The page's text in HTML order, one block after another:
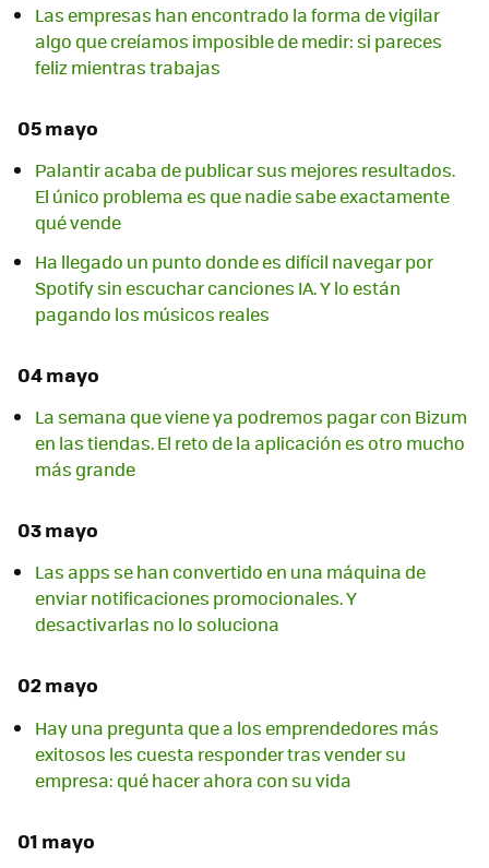
Las empresas han encontrado la forma de vigilar
algo que creíamos imposible de medir: si pareces
feliz mientras trabajas
05 mayo
Palantir acaba de publicar sus mejores resultados.
El único problema es que nadie sabe exactamente
qué vende
Ha llegado un punto donde es difícil navegar por
Spotify sin escuchar canciones IA. Y lo están
pagando los músicos reales
04 mayo
La semana que viene ya podremos pagar con Bizum
en las tiendas. El reto de la aplicación es otro mucho
más grande
03 mayo
Las apps se han convertido en una máquina de
enviar notificaciones promocionales. Y
desactivarlas no lo soluciona
02 mayo
Hay una pregunta que a los emprendedores más
exitosos les cuesta responder tras vender su
empresa: qué hacer ahora con su vida
01 mayo